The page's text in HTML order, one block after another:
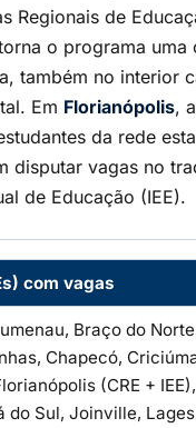
Regionais de
o programa uma
também no interior
Em Florianópolis,
da rede
disputar vagas no
de Educação (IEE).
com vagas
Braço do
Chapecó,
(CRE +
do Sul, Joinville,